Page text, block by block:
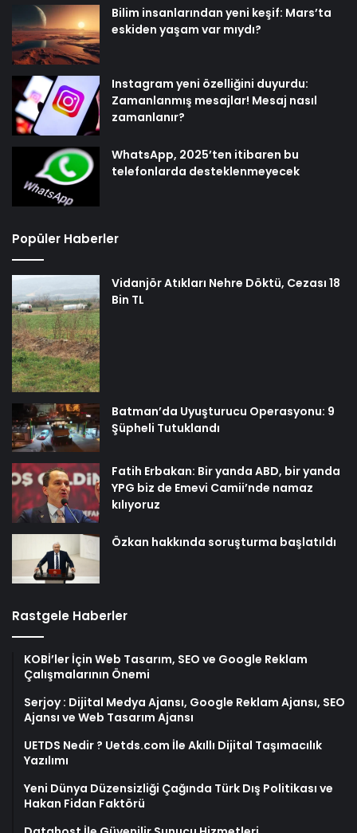
Bilim insanlarından yeni keşif: Mars’ta
eskiden yaşam var mıydı?
Instagram yeni özelliğini duyurdu:
Zamanlanmış mesajlar! Mesaj nasıl
zamanlanır?
WhatsApp, 2025’ten itibaren bu
telefonlarda desteklenmeyecek
Popüler Haberler
Vidanjör Atıkları Nehre Döktü, Cezası 18
Bin TL
Batman’da Uyuşturucu Operasyonu: 9
Şüpheli Tutuklandı
Fatih Erbakan: Bir yanda ABD, bir yanda
YPG biz de Emevi Camii’nde namaz
kılıyoruz
Özkan hakkında soruşturma başlatıldı
Rastgele Haberler
KOBİ’ler İçin Web Tasarım, SEO ve Google Reklam
Çalışmalarının Önemi
Serjoy : Dijital Medya Ajansı, Google Reklam Ajansı, SEO
Ajansı ve Web Tasarım Ajansı
UETDS Nedir ? Uetds.com İle Akıllı Dijital Taşımacılık
Yazılımı
Yeni Dünya Düzensizliği Çağında Türk Dış Politikası ve
Hakan Fidan Faktörü